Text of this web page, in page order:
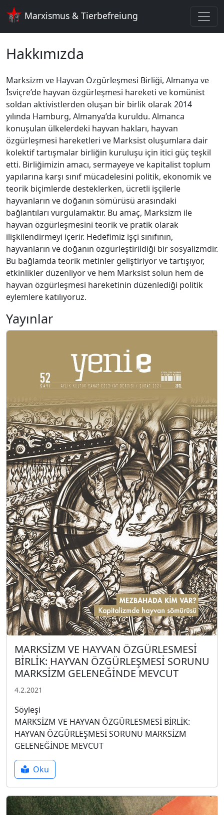
Marxismus & Tierbefreiung
Hakkımızda
Marksizm ve Hayvan Özgürleşmesi Birliği, Almanya ve
İsviçre’de hayvan özgürleşmesi hareketi ve komünist
soldan aktivistlerden oluşan bir birlik olarak 2014
yılında Hamburg, Almanya’da kuruldu. Almanca
konuşulan ülkelerdeki hayvan hakları, hayvan
özgürleşmesi hareketleri ve Marksist oluşumlara dair
kolektif tartışmalar birliğin kuruluşu için itici güç teşkil
etti. Birliğimizin amacı, sermayeye ve kapitalist toplum
yapılarına karşı sınıf mücadelesini politik, ekonomik ve
teorik biçimlerde desteklerken, ücretli işçilerle
hayvanların ve doğanın sömürüsü arasındaki
bağlantıları vurgulamaktır. Bu amaç, Marksizm ile
hayvan özgürleşmesini teorik ve pratik olarak
ilişkilendirmeyi içerir. Hedefimiz işçi sınıfının,
hayvanların ve doğanın özgürleştirildiği bir sosyalizmdir.
Bu bağlamda teorik metinler geliştiriyor ve tartışıyor,
etkinlikler düzenliyor ve hem Marksist solun hem de
hayvan özgürleşmesi hareketinin düzenlediği politik
eylemlere katılıyoruz.
Yayınlar
MARKSİZM VE HAYVAN ÖZGÜRLESMESİ
BİRLİK: HAYVAN ÖZGÜRLEŞMESİ SORUNU
MARKSİZM GELENEĞİNDE MEVCUT
4.2.2021
Söyleşi
MARKSİZM VE HAYVAN ÖZGÜRLESMESİ BİRLİK:
HAYVAN ÖZGÜRLEŞMESİ SORUNU MARKSİZM
GELENEĞİNDE MEVCUT
Oku